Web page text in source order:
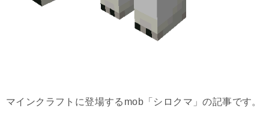
マインクラフトに登場するmob「シロクマ」の記事です。